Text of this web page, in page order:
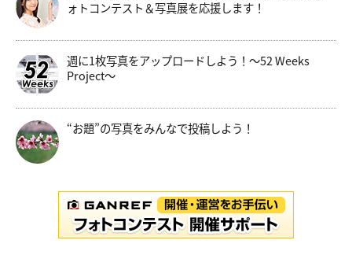
ォトコンテスト＆写真展を応援します！
週に1枚写真をアップロードしよう！～52 Weeks
Project～
“お題”の写真をみんなで投稿しよう！